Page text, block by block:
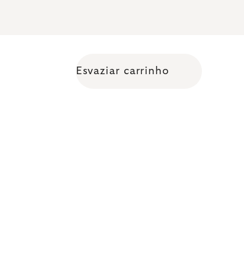
Esvaziar carrinho